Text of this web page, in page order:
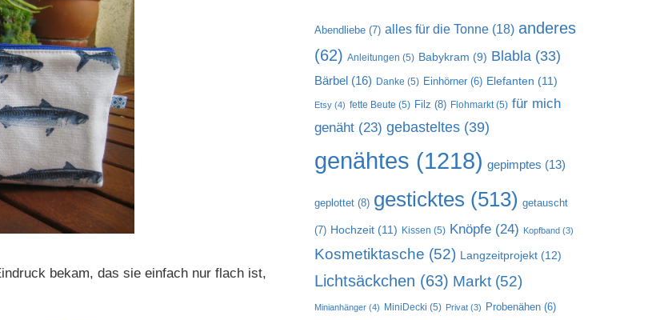
bekam, das sie einfach nur flach ist,
Abendliebe(7) alles für die Tonne(18) anderes
(62) Anleitungen (5) Babykram (9) Blabla (33)
Bärbel(16) Danke (5) Einhörner(6) Elefanten (11)
Etsy(4) fette Beute (5) Filz (8) Flohmarkt(5) für mich
genäht(23) gebasteltes(39)
genähtes (1218) gepimptes (13)
geplottet(8) gesticktes (513) getauscht
(7) Hochzeit(11) Kissen (5) Knöpfe(24) Kopfband(3)
Kosmetiktasche (52) Langzeitprojekt(12)
Lichtsäckchen (63) Markt(52)
Minianhänger(4) MiniDecki (5) Privat(3) Probenähen(6)